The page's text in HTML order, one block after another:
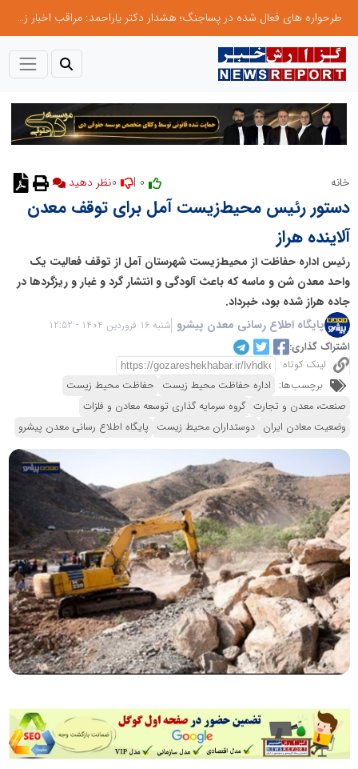
طرحواره های فعال شده در پساجنگ؛ هشدار دکتر یاراحمد: مراقب اخبار زرد و واکنش های هیجانی باشید
خانه نظر دهید
دستور رئیس محیط‌زیست آمل برای توقف معدن
آلاینده هراز
رئیس اداره حفاظت از محیط‌زیست شهرستان آمل از توقف فعالیت یک
واحد معدن شن و ماسه که باعث آلودگی و انتشار گرد و غبار و ریزگردها در
جاده هراز شده‌ بود، خبرداد.
پایگاه اطلاع رسانی معدن پیشرو شنبه 16 فروردین 1404 - 12:52
اشتراک گذاری:
لینک کوتاه
برچسب‌ها: اداره حفاظت محیط زیست حفاظت محیط زیست
صنعت، معدن و تجارت گروه سرمایه گذاری توسعه معادن و فلزات
وضعیت معادن ایران دوستداران محیط زیست پایگاه اطلاع رسانی معدن پیشرو